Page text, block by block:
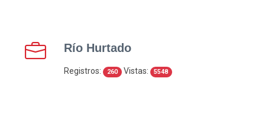
Río Hurtado
Registros: 260 Vistas: 5548